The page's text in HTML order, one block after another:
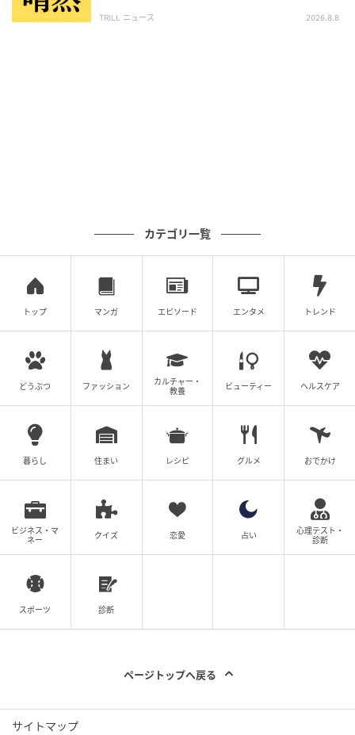
TRILL ニュース 2026.8.8
カテゴリ一覧
トップ マンガ エピソード エンタメ トレンド
どうぶつ ファッション
カルチャー・
教養
ビューティー ヘルスケア
暮らし 住まい レシピ グルメ おでかけ
ビジネス・マ
ネー
クイズ 恋愛 占い
心理テスト・
診断
スポーツ 診断
ページトップへ戻る
サイトマップ